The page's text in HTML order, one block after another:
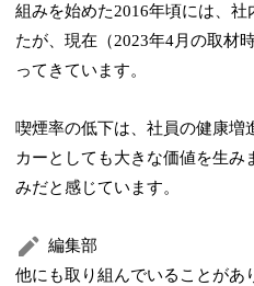
組みを始めた2016年頃には、
たが、現在（2023年4月の取材
ってきています。
喫煙率の低下は、社員の健康増
カーとしても大きな価値を生み
みだと感じています。
編集部
他にも取り組んでいることがあ